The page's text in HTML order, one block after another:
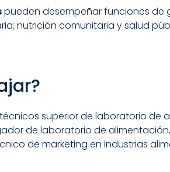
pueden desempeñar funciones de
nutrición comunitaria y salud
superior de laboratorio de
de laboratorio de
de marketing en industrias